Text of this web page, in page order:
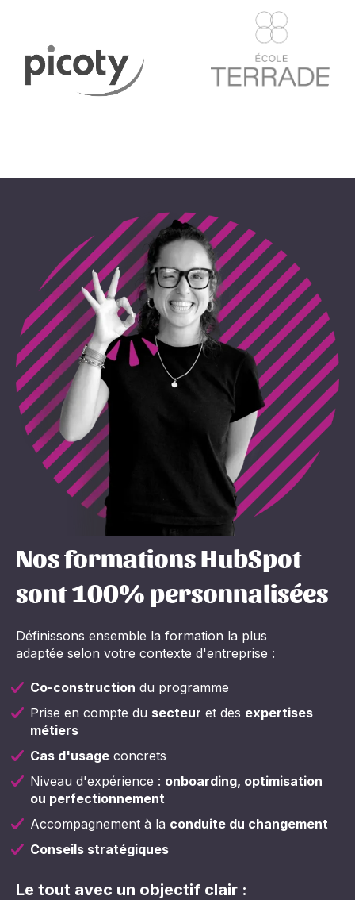
Nos formations HubSpot
sont 100% personnalisées
Définissons ensemble la formation la plus
adaptée selon votre contexte d'entreprise :
Co-construction du programme
Prise en compte du secteur et des expertises
métiers
Cas d'usageconcrets
Niveau d'expérience : onboarding, optimisation
ou perfectionnement
Accompagnement à la conduite du changement
Conseils stratégiques
Le tout avec un objectif clair :